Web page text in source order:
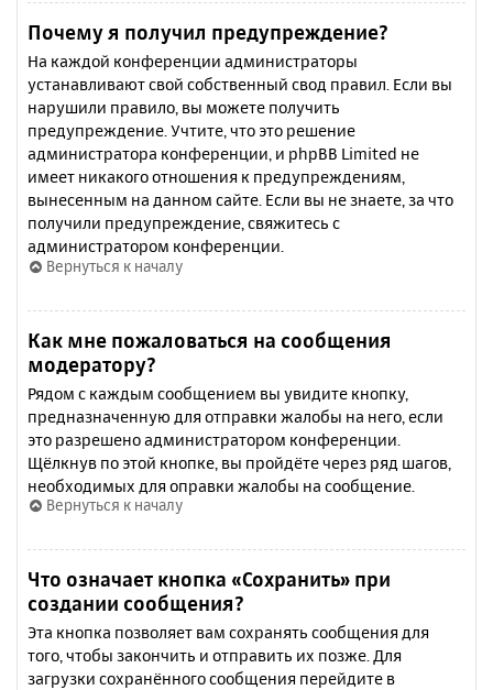
Почему я получил предупреждение?
На каждой конференции администраторы
устанавливают свой собственный свод правил. Если вы
нарушили правило, вы можете получить
предупреждение. Учтите, что это решение
администратора конференции, и phpBB Limited не
имеет никакого отношения к предупреждениям,
вынесенным на данном сайте. Если вы не знаете, за что
получили предупреждение, свяжитесь с
администратором конференции.
Вернуться к началу
Как мне пожаловаться на сообщения
модератору?
Рядом с каждым сообщением вы увидите кнопку,
предназначенную для отправки жалобы на него, если
это разрешено администратором конференции.
Щёлкнув по этой кнопке, вы пройдёте через ряд шагов,
необходимых для оправки жалобы на сообщение.
Вернуться к началу
Что означает кнопка «Сохранить» при
создании сообщения?
Эта кнопка позволяет вам сохранять сообщения для
того, чтобы закончить и отправить их позже. Для
загрузки сохранённого сообщения перейдите в